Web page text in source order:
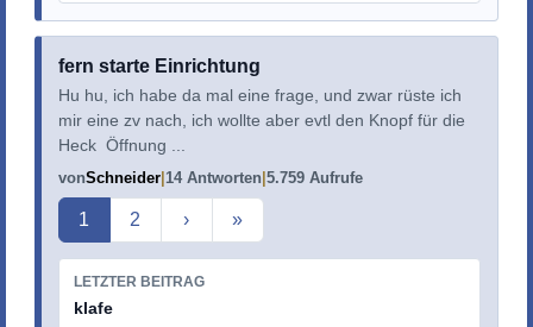
fern starte Einrichtung
Hu hu, ich habe da mal eine frage, und zwar rüste ich
mir eine zv nach, ich wollte aber evtl den Knopf für die
Heck Öffnung ...
vonSchneider 14 Antworten 5.759 Aufrufe
Aktuelle Seite
1 2 › »
LETZTER BEITRAG
klafe